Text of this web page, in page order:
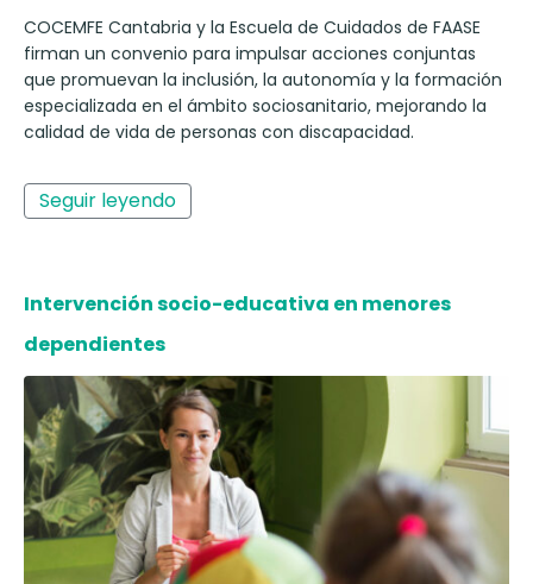
COCEMFE Cantabria y la Escuela de Cuidados de FAASE
firman un convenio para impulsar acciones conjuntas
que promuevan la inclusión, la autonomía y la formación
especializada en el ámbito sociosanitario, mejorando la
calidad de vida de personas con discapacidad.
Seguir leyendo
Intervención socio-educativa en menores
dependientes